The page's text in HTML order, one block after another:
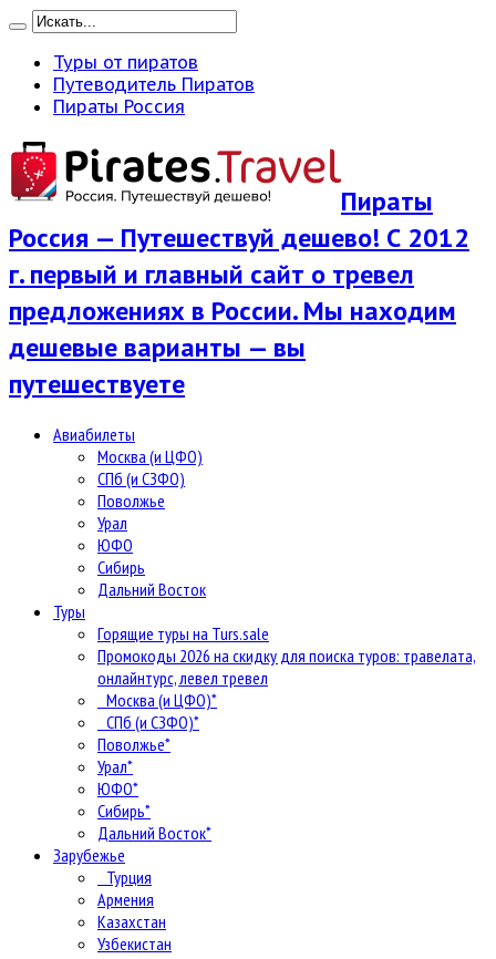
Туры от пиратов
Путеводитель Пиратов
Пираты Россия
Пираты
Россия — Путешествуй дешево! С 2012
г. первый и главный сайт о тревел
предложениях в России. Мы находим
дешевые варианты — вы
путешествуете
Авиабилеты
Москва (и ЦФО)
СПб (и СЗФО)
Поволжье
Урал
ЮФО
Сибирь
Дальний Восток
Туры
Горящие туры на Turs.sale
Промокоды 2026 на скидку для поиска туров: травелата,
онлайнтурс, левел тревел
Москва (и ЦФО)*
СПб (и СЗФО)*
Поволжье*
Урал*
ЮФО*
Сибирь*
Дальний Восток*
Зарубежье
Турция
Армения
Казахстан
Узбекистан